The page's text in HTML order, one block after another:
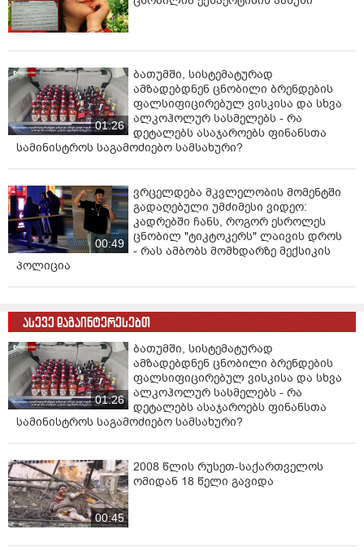
01:26
ბათუმში, სისტემატურად
ამზადებდნენ ცნობილი ბრენდების
ფალსიფიცირებულ ვისკისა და სხვა
ალკოჰოლურ სასმელებს - რა
დეტალებს ასაჯაროებს ფინანსთა
სამინისტროს საგამოძიებო სამსახური?
00:49
ვრცელდება მკვლელობის მომენტში
გადაღებული უმძიმესი ვიდეო:
კადრებში ჩანს, როგორ ესროლეს
ცნობილ "ტიკტოკერს" ლაივის დროს
- რას ამბობს მომხდარზე მექსიკის
პოლიცია
ასევე დაგაინტერესებთ
01:26
ბათუმში, სისტემატურად
ამზადებდნენ ცნობილი ბრენდების
ფალსიფიცირებულ ვისკისა და სხვა
ალკოჰოლურ სასმელებს - რა
დეტალებს ასაჯაროებს ფინანსთა
სამინისტროს საგამოძიებო სამსახური?
00:45
2008 წლის რუსეთ-საქართველოს
ომიდან 18 წელი გავიდა